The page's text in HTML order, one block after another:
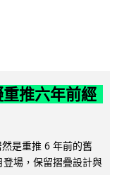
推六年前經
是重推 6 年前的舊
場，保留摺疊設計與